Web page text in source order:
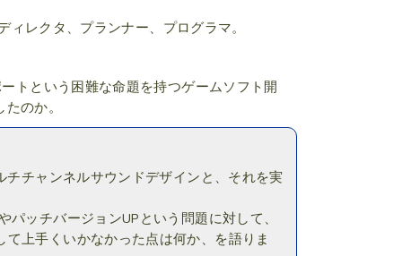
レクタ、プランナー、プログラマ。
トという困難な命題を持つゲームソフト開
のか。
チャンネルサウンドデザインと、それを実
ッチバージョンUPという問題に対して、
上手くいかなかった点は何か、を語りま